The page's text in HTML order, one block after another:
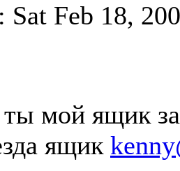
Sat Feb 18,
ты мой ящик
ящик